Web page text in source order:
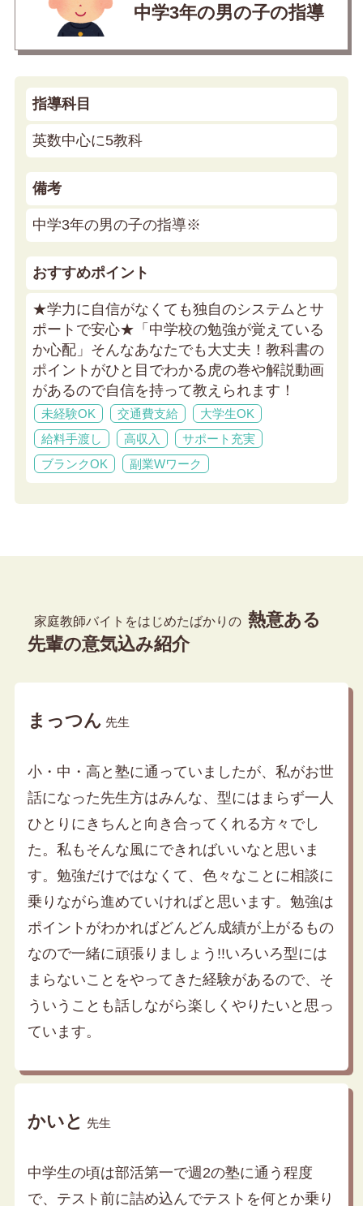
中学3年の男の子の指導
指導科目
英数中心に5教科
備考
中学3年の男の子の指導※
おすすめポイント
★学力に自信がなくても独自のシステムとサ
ポートで安心★ 「中学校の勉強が覚えている
か心配」そんなあなたでも大丈夫！教科書の
ポイントがひと目でわかる虎の巻や解説動画
があるので自信を持って教えられます！
未経験OK 交通費支給
大学生OK
給料手渡し
高収入
サポート充実
ブランクOK
副業Wワーク
家庭教師バイトをはじめたばかりの 熱意ある
先輩の意気込み紹介
まっつん 先生
小・中・高と塾に通っていましたが、私がお世
話になった先生方はみんな、型にはまらず一人
ひとりにきちんと向き合ってくれる方々でし
た。私もそんな風にできればいいなと思いま
す。勉強だけではなくて、色々なことに相談に
乗りながら進めていければと思います。勉強は
ポイントがわかればどんどん成績が上がるもの
なので一緒に頑張りましょう!!いろいろ型には
まらないことをやってきた経験があるので、そ
ういうことも話しながら楽しくやりたいと思っ
ています。
かいと 先生
中学生の頃は部活第一で週2の塾に通う程度
で、テスト前に詰め込んでテストを何とか乗り